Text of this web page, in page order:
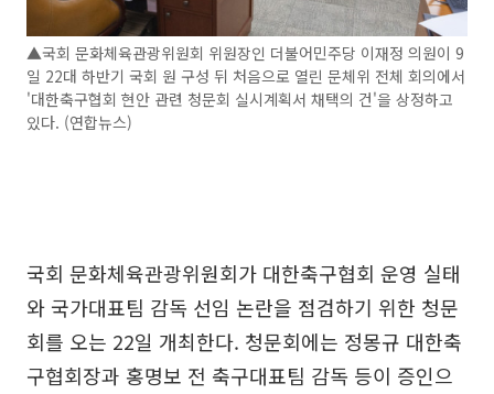
▲국회 문화체육관광위원회 위원장인 더불어민주당 이재정 의원이 9
일 22대 하반기 국회 원 구성 뒤 처음으로 열린 문체위 전체 회의에서
'대한축구협회 현안 관련 청문회 실시계획서 채택의 건'을 상정하고
있다. (연합뉴스)
국회 문화체육관광위원회가 대한축구협회 운영 실태
와 국가대표팀 감독 선임 논란을 점검하기 위한 청문
회를 오는 22일 개최한다. 청문회에는 정몽규 대한축
구협회장과 홍명보 전 축구대표팀 감독 등이 증인으